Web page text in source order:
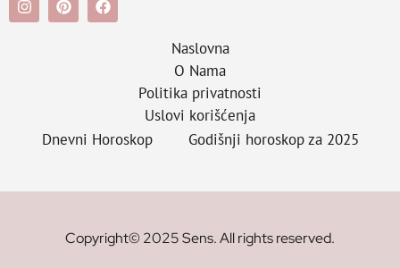
Naslovna
O Nama
Politika privatnosti
Uslovi korišćenja
Dnevni Horoskop
Godišnji horoskop za 2025
Copyright© 2025 Sens. All rights reserved.